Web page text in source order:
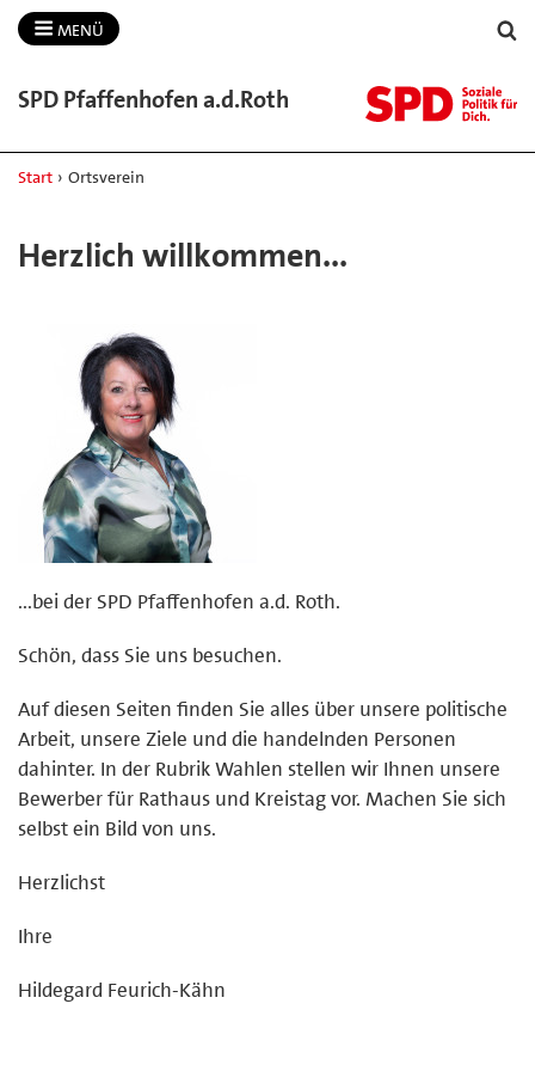
MENÜ
SPD Pfaffenhofen a.​d.​Roth
Start › Ortsverein
Herzlich willkommen...
...bei der SPD Pfaffenhofen a.d. Roth.
Schön, dass Sie uns besuchen.
Auf diesen Seiten finden Sie alles über unsere politische
Arbeit, unsere Ziele und die handelnden Personen
dahinter. In der Rubrik Wahlen stellen wir Ihnen unsere
Bewerber für Rathaus und Kreistag vor. Machen Sie sich
selbst ein Bild von uns.
Herzlichst
Ihre
Hildegard Feurich-Kähn